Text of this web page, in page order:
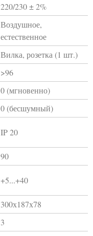
220/230 ± 2%
Воздушное,
естественное
Вилка, розетка (1 шт.)
>96
0 (мгновенно)
0 (бесшумный)
IP 20
90
+5...+40
300х187х78
3